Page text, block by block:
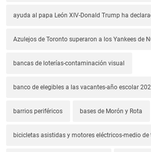
ayuda al papa León XIV-Donald Trump ha
Azulejos de Toronto superaron a los Yankees de
bancas de loterías-contaminación visual
banco de elegibles a las vacantes-año escolar
barrios periféricos bases de Morón y Rota
bicicletas asistidas y motores eléctricos-medio de